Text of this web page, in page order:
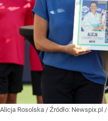
Alicja Rosolska / Źródło: Newspix.pl /